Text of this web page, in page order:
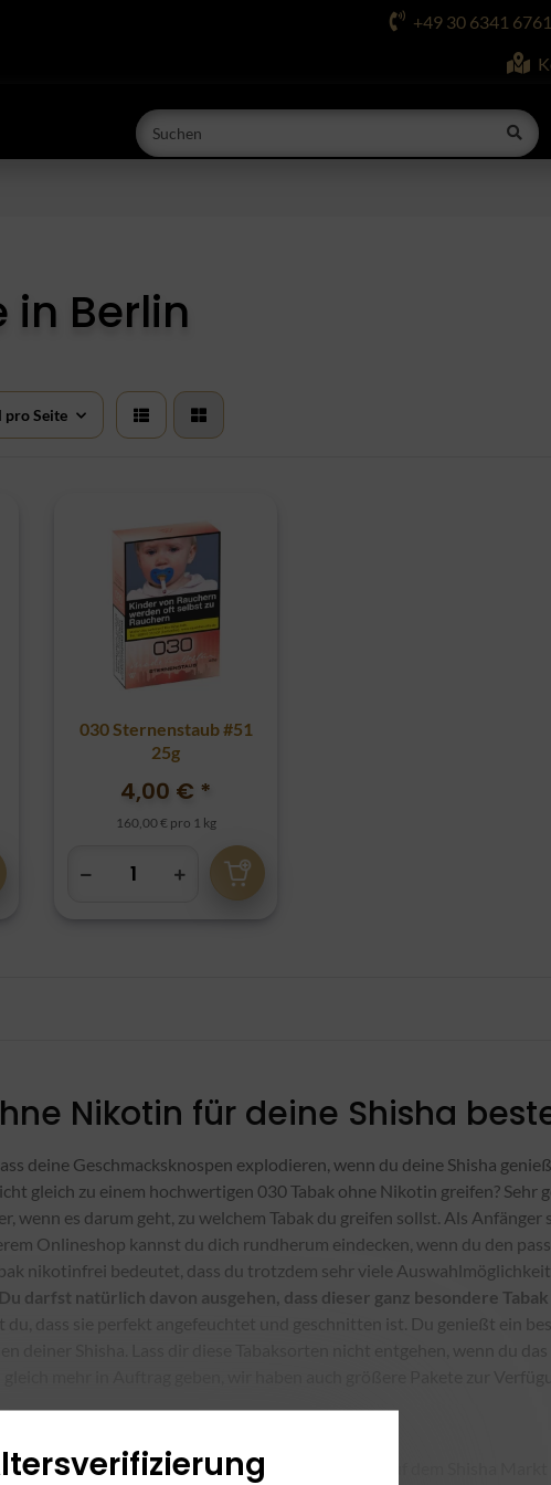
+49 30 6341 6761
in Berlin
Seite
030 Sternenstaub #51
25g
4,00 € *
160,00 € pro 1 kg
Nikotin für deine Shisha
deine Geschmacksknospen explodieren, wenn du deine Shisha
gleich zu einem hochwertigen 030 Tabak ohne Nikotin greifen? Sehr
wenn es darum geht, zu welchem Tabak du greifen sollst. Als Anfänger
Onlineshop kannst du dich rundherum eindecken, wenn du den
nikotinfrei bedeutet, dass du trotzdem sehr viele
Du darfst natürlich davon ausgehen, dass dieser ganz besondere
du, dass sie perfekt angefeuchtet und geschnitten ist. Du genießt ein
deiner Shisha. Lass dir diese Tabaksorten nicht entgehen, wenn du
fast jeden Tag eine neue Geschmacksrichtung auf dem Shisha Markt